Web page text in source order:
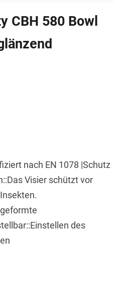
CBH 580 Bowl
nach EN 1078 |Schutz
Visier schützt vor
des